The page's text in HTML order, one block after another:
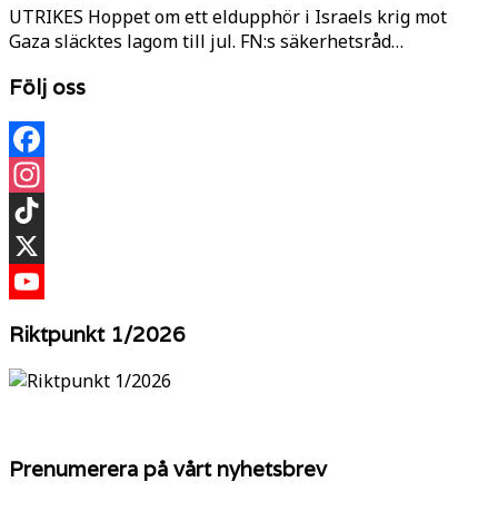
UTRIKES Hoppet om ett eldupphör i Israels krig mot
Gaza släcktes lagom till jul. FN:s säkerhetsråd…
Följ oss
Facebook
Instagram
TikTok
X
Riktpunkt 1/2026
Prenumerera på vårt nyhetsbrev